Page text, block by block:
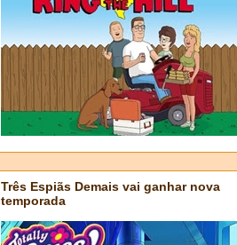
Três Espiãs Demais vai ganhar nova
temporada